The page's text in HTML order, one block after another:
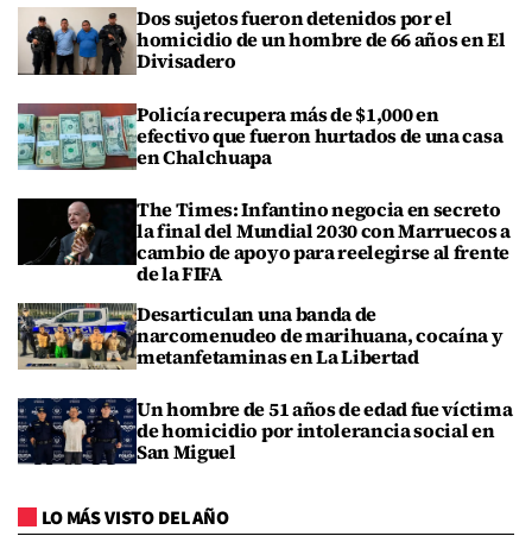
Dos sujetos fueron detenidos por el
homicidio de un hombre de 66 años en El
Divisadero
Policía recupera más de $1,000 en
efectivo que fueron hurtados de una casa
en Chalchuapa
The Times: Infantino negocia en secreto
la final del Mundial 2030 con Marruecos a
cambio de apoyo para reelegirse al frente
de la FIFA
Desarticulan una banda de
narcomenudeo de marihuana, cocaína y
metanfetaminas en La Libertad
Un hombre de 51 años de edad fue víctima
de homicidio por intolerancia social en
San Miguel
LO MÁS VISTO DEL AÑO